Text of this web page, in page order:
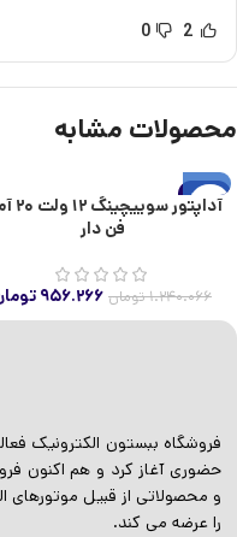
2
0
محصولات مشابه
-23%
اتمام موجودی
آداپتور
فن دار
۱.۲۴۰.۰۶۶تومان ۹۵۶.۲۶۶
حضوری آغاز کرد و هم اکنون
و محصولاتی از قبیل موتورهای
را عرضه می کند.